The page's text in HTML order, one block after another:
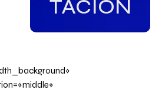
TACIÓN